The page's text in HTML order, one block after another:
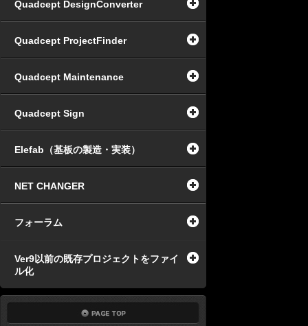
Quadcept DesignConverter
Quadcept ProjectFinder
Quadcept Maintenance
Quadcept Sign
Elefab（基板の製造・実装）
NET CHANGER
フォーラム
Ver9以前の既存プロジェクトをファイ
ル化